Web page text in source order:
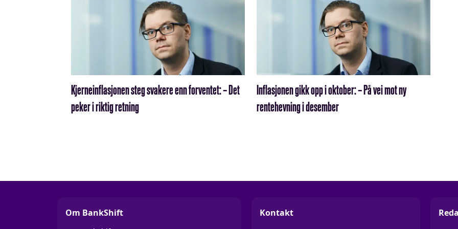
Kjerneinflasjonen steg svakere enn forventet: – Det
peker i riktig retning
Inflasjonen gikk opp i oktober: – På vei mot ny
rentehevning i desember
Om BankShift Kontakt